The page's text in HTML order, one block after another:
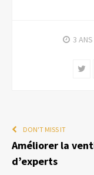
3 ANS
DON'T MISS IT
Améliorer la
d’experts